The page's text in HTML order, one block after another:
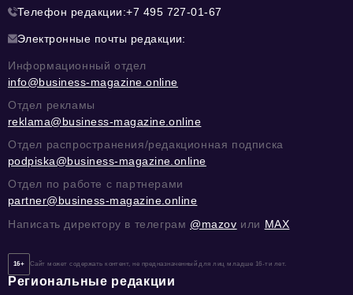
Телефон редакции:+7 495 727-01-67
Электронные почты редакции:
Информационный отдел
info@business-magazine.online
Отдел рекламы
reklama@business-magazine.online
Отдел распространения/редакционная подписка
podpiska@business-magazine.online
Отдел по работе с партнерами
partner@business-magazine.online
Написать директору в телеграм @mazov или MAX
16+ Сайт может содержать контент, не предназначенный для лиц младше 16-ти лет.
Региональные редакции